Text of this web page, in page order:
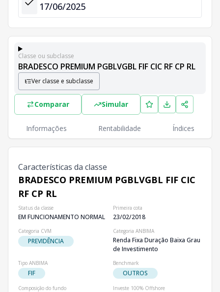
17/06/2025
Classes e Subclasses do Fundo
Lista completa de classes e subclasses disponíveis,
Classes
PLCotistas
BRADESCO PREMIUM PGBLVGBL FIF CIC RF CP RL R$ 82,10 bi
Classe ou subclasse
BRADESCO PREMIUM PGBLVGBL FIF CIC RF CP RL
Ver classe e subclasse
Comparar Simular
Informações Rentabilidade Índices
Características da classe
BRADESCO PREMIUM PGBLVGBL FIF CIC
RF CP RL
Status da classe
EM FUNCIONAMENTO NORMAL
Primeira cota
23/02/2018
Categoria CVM
PREVIDÊNCIA
Categoria ANBIMA
Renda Fixa Duração Baixa Grau
de Investimento
Tipo ANBIMA
FIF
Benchmark
OUTROS
Composição do fundo Investe 100% Offshore